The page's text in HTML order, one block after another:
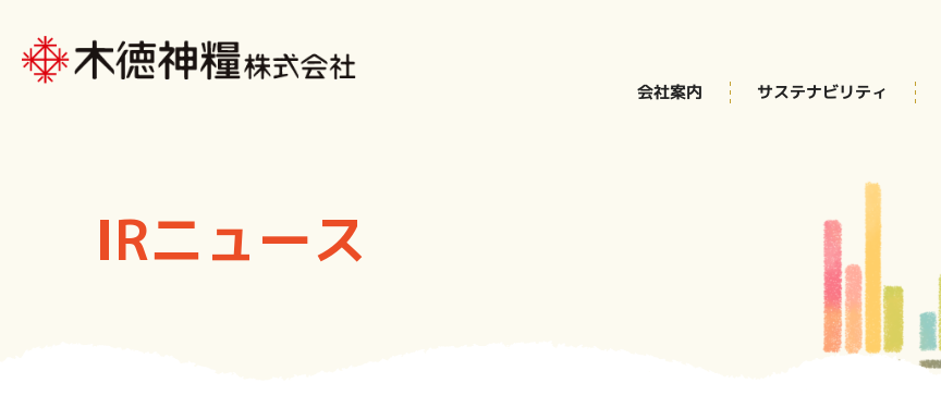
IRニュース
会社案内
グループ会社
サステナビリティ
IRライブラリ
精⽶⼯場をみてみよう
140年のあゆみ